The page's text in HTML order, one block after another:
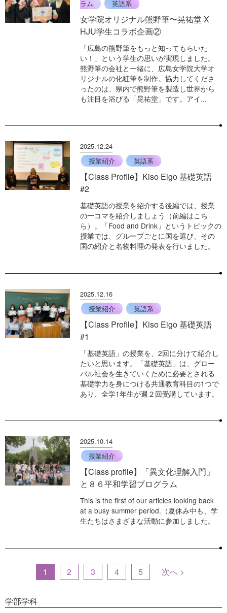
ラム 英語系
女学院オリジナル熊野筆〜晃祐堂 X
HJU学生コラボ企画②
「広島の熊野筆をもっと知ってもらいた
い！」という学生の思いが実現しました。
熊野筆の会社と一緒に、広島女学院大学オ
リジナルの化粧筆を制作。協力してくださ
ったのは、県内で熊野筆を製造し世界から
も注目を浴びる「晃祐堂」です。アイ...
2025.12.24
授業紹介
英語系
【Class Profile】Kiso Eigo 基礎英語
#2
基礎英語の授業を紹介する後編では、授業
の一コマを紹介しましょう（前編はこち
ら）。「Food and Drink」というトピックの
授業では、グループごとに国を選び、その
国の紹介と名物料理の発表を行いました。
2025.12.16
授業紹介
英語系
【Class Profile】Kiso Eigo 基礎英語
#1
「基礎英語」の授業を、2回に分けて紹介し
たいと思います。「基礎英語」は、グロー
バル社会を生きていくために必要とされる
基礎学力を身につける共通教育科目の1つで
あり、全学1年生が週２回受講しています。
2025.10.14
授業紹介
【Class profile】「異文化理解入門」
と８６平和学習プログラム
This is the first of our articles looking back
at a busy summer period.（夏休み中も、学
生たちはさまざまな活動に参加しました。
1 2 3 4 5 次へ >
学部学科